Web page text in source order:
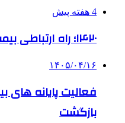
4 هفته پیش
۱۴۲۰؛ راه ارتباطی بیمه شدگان تأمین‌اجتماعی
۱۴۰۵/۰۴/۱۶
فعالیت پایانه
بازگشت